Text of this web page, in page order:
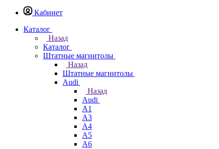
Кабинет
Каталог
Назад
Каталог
Штатные магнитолы
Назад
Штатные магнитолы
Audi
Назад
Audi
A1
A3
A4
A5
A6